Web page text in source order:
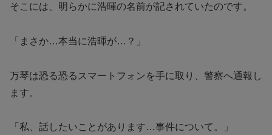
そこには、明らかに浩暉の名前が記されていたのです。
「まさか…本当に浩暉が…？」
万琴は恐る恐るスマートフォンを手に取り、警察へ通報し
ます。
「私、話したいことがあります…事件について。」